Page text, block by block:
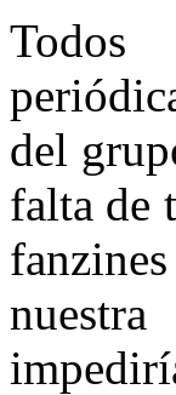
Todos
del
falta de